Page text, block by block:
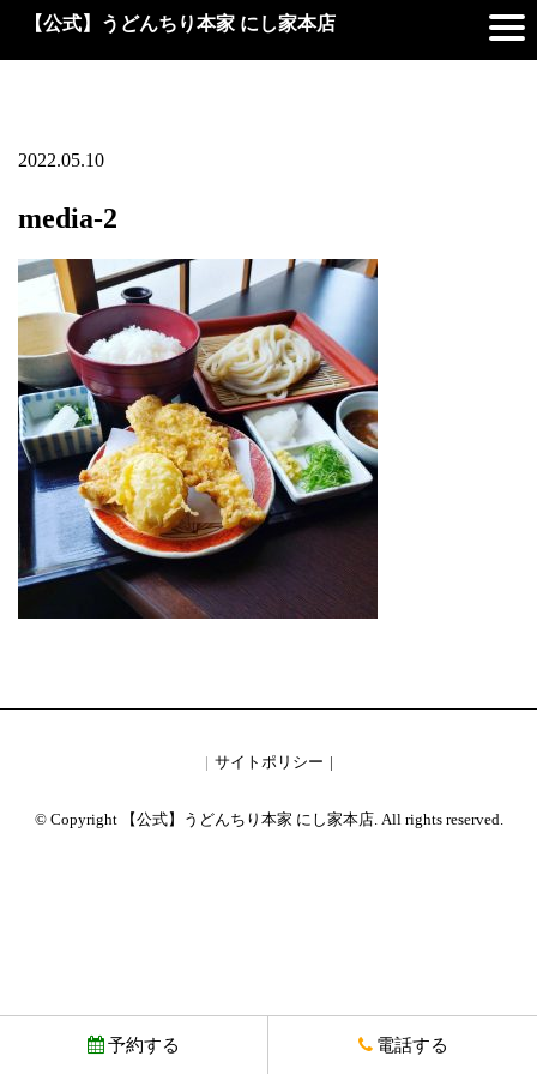
【公式】うどんちり本家 にし家本店
2022.05.10
media-2
サイトポリシー
© Copyright 【公式】うどんちり本家 にし家本店. All rights reserved.
予約する 電話する